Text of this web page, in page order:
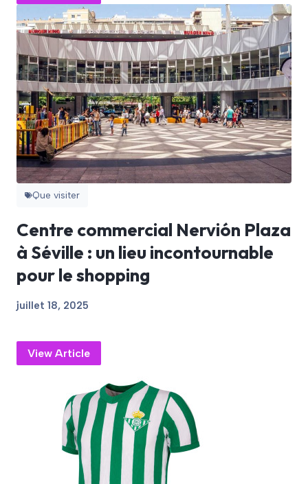
Que visiter
Centre commercial Nervión Plaza
à Séville : un lieu incontournable
pour le shopping
juillet 18, 2025
View Article